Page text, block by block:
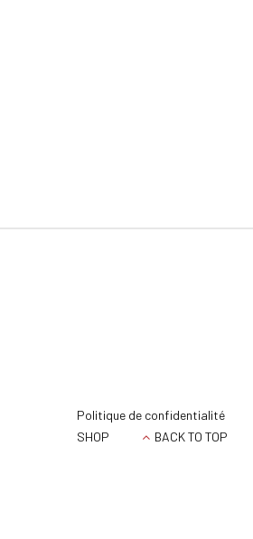
Politique de confidentialité
SHOP
BACK TO TOP